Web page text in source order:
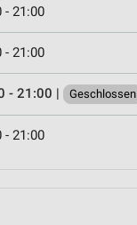
- 21:00
- 21:00
- 21:00 | Geschlossen
- 21:00